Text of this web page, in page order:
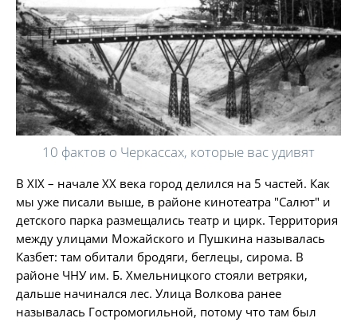
10 фактов о Черкассах, которые вас удивят
В XIX – начале XX века город делился на 5 частей. Как
мы уже писали выше, в районе кинотеатра "Салют" и
детского парка размещались театр и цирк. Территория
между улицами Можайского и Пушкина называлась
Казбет: там обитали бродяги, беглецы, сирома. В
районе ЧНУ им. Б. Хмельницкого стояли ветряки,
дальше начинался лес. Улица Волкова ранее
называлась Гостромогильной, потому что там был